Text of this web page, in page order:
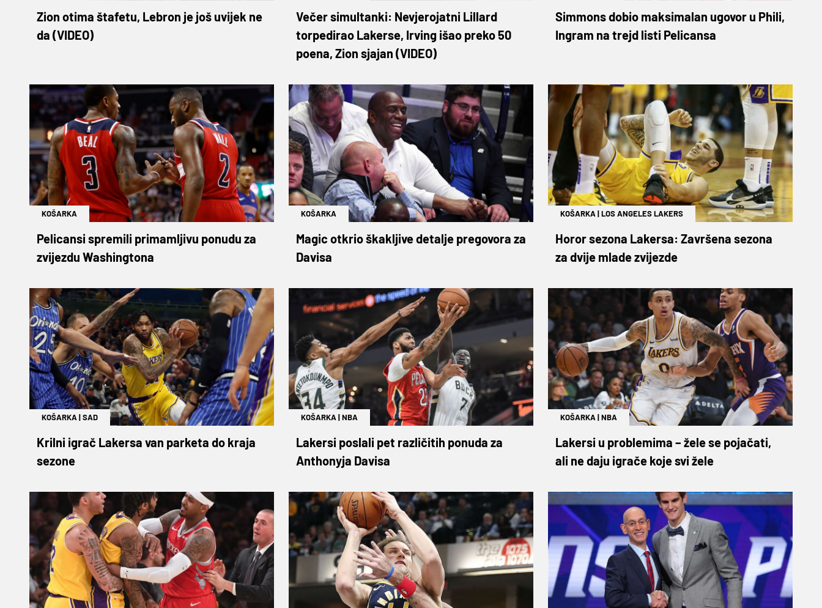
Zion otima štafetu, Lebron je još uvijek ne
da (VIDEO)
Večer simultanki: Nevjerojatni Lillard
torpedirao Lakerse, Irving išao preko 50
poena, Zion sjajan (VIDEO)
Simmons dobio maksimalan ugovor u Phili,
Ingram na trejd listi Pelicansa
KOŠARKA
Pelicansi spremili primamljivu ponudu za
zvijezdu Washingtona
KOŠARKA
Magic otkrio škakljive detalje pregovora za
Davisa
KOŠARKA |LOS ANGELES LAKERS
Horor sezona Lakersa: Završena sezona
za dvije mlade zvijezde
KOŠARKA |SAD
Krilni igrač Lakersa van parketa do kraja
sezone
KOŠARKA |NBA
Lakersi poslali pet različitih ponuda za
Anthonyja Davisa
KOŠARKA |NBA
Lakersi u problemima – žele se pojačati,
ali ne daju igrače koje svi žele